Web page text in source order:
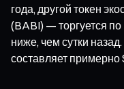
года, другой токен
(BABI) — торгуется
ниже, чем сутки
составляет примерно